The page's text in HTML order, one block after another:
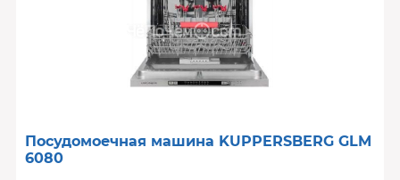
Посудомоечная машина KUPPERSBERG GLM
6080